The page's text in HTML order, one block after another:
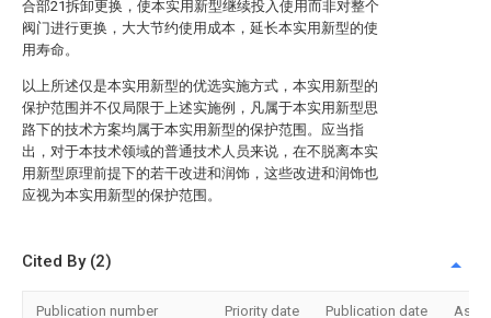
合部21拆卸更换，使本实用新型继续投入使用而非对整个
阀门进行更换，大大节约使用成本，延长本实用新型的使
用寿命。
以上所述仅是本实用新型的优选实施方式，本实用新型的
保护范围并不仅局限于上述实施例，凡属于本实用新型思
路下的技术方案均属于本实用新型的保护范围。应当指
出，对于本技术领域的普通技术人员来说，在不脱离本实
用新型原理前提下的若干改进和润饰，这些改进和润饰也
应视为本实用新型的保护范围。
Cited By (2)
Publication number Priority date Publication date